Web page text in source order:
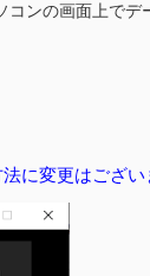
ンの画面上でデ
に変更はござい